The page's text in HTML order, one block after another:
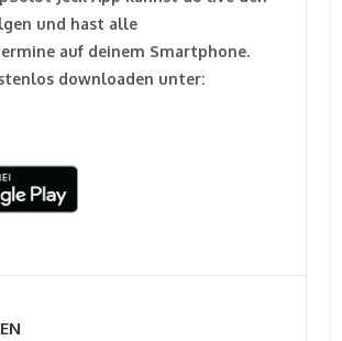
und hast alle
auf deinem Smartphone.
downloaden unter: